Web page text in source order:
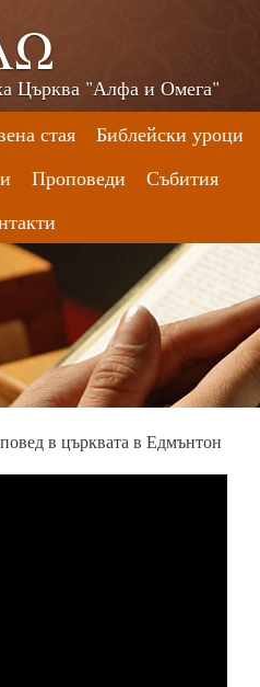
Църква "Алфа и Омега"
стая
Библейски уроци
Проповеди
Събития
в църквата в Едмънтон